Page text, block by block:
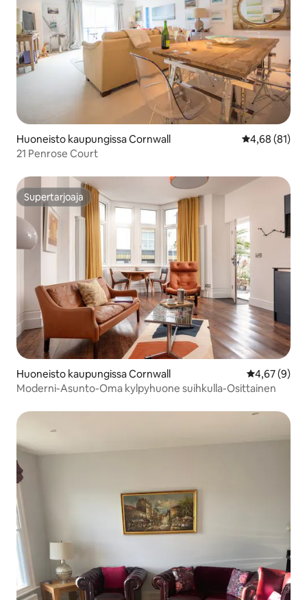
Huoneisto kaupungissa Cornwall
4,68 (81)
21 Penrose Court
Supertarjoaja
Supertarjoaja
Huoneisto kaupungissa Cornwall
4,67 (9)
Moderni-Asunto-Oma kylpyhuone suihkulla-Osittainen